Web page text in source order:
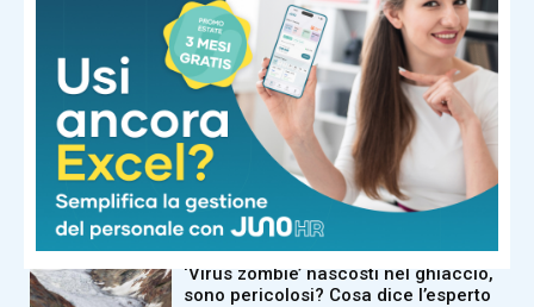
Caldo record e rischi per la salute,
Pregliasco: “Afa senza tregua, lo
stress termico non si recupera”
Salute e Benessere
Dall’Ebola alla Dengue, la mappa dei
focolai dell’estate 2026
Salute e Benessere
‘Virus zombie’ nascosti nel ghiaccio,
sono pericolosi? Cosa dice l’esperto